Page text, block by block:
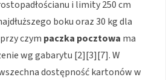
i limity 250 cm
boku oraz 30 kg dla
czym paczka pocztowa ma
wg gabarytu [2][3][7]. W
dostępność kartonów w